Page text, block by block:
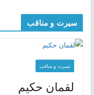
سیرت و مناقب
سیرت و منافب
لقمان حکیم